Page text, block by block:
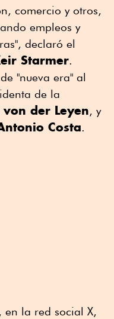
comercio y otros,
empleos y
declaró el
Starmer.
"nueva era" al
de la
der Leyen, y
Costa.
en la red social X,